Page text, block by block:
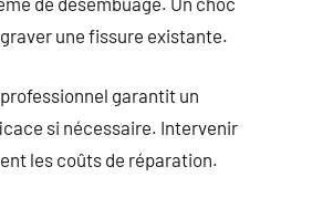
une fissure existante.
garantit un
si nécessaire. Intervenir
les coûts de réparation.